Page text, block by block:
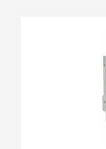
Розничная